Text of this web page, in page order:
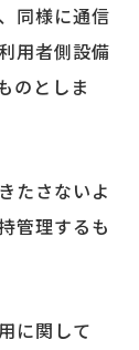
同様に通信
用者側設備
のとしま
たさないよ
管理するも
に関して